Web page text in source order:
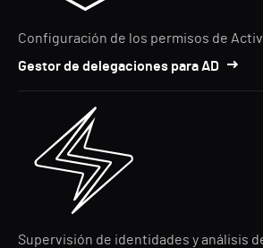
Configuración de los permisos de
Gestor de delegaciones para AD
Supervisión de identidades y análisis